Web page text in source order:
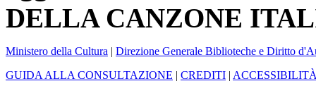
DELLA CANZONE
Ministero della Cultura | Direzione Generale Biblioteche e Diritto
GUIDA ALLA CONSULTAZIONE | CREDITI |